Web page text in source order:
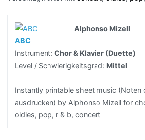
Alphonso Mizell
ABC
Instrument:Chor & Klavier (Duette)
Level / Schwierigkeitsgrad: Mittel
Instantly printable sheet music (Noten
ausdrucken) by Alphonso Mizell for
oldies, pop, r & b, concert